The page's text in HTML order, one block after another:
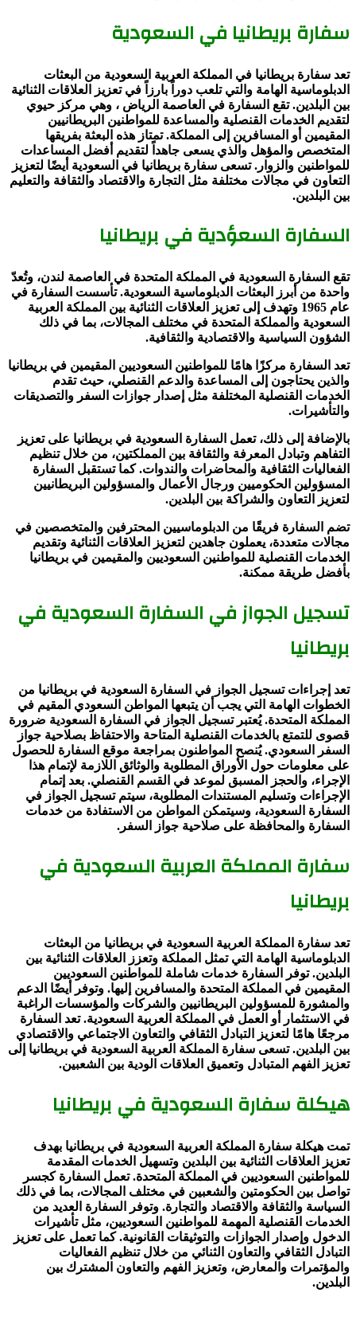
سفارة بريطانيا في السعودية
تعد سفارة بريطانيا في المملكة العربية السعودية من البعثات
الدبلوماسية الهامة والتي تلعب دوراً بارزاً في تعزيز العلاقات الثنائية
بين البلدين. تقع السفارة في العاصمة الرياض ، وهي مركز حيوي
لتقديم الخدمات القنصلية والمساعدة للمواطنين البريطانيين
المقيمين أو المسافرين إلى المملكة. تمتاز هذه البعثة بفريقها
المتخصص والمؤهل والذي يسعى جاهداً لتقديم أفضل المساعدات
للمواطنين والزوار. تسعى سفارة بريطانيا في السعودية أيضًا لتعزيز
التعاون في مجالات مختلفة مثل التجارة والاقتصاد والثقافة والتعليم
بين البلدين.
السفارة السعؤدية في بريطانيا
تقع السفارة السعودية في المملكة المتحدة في العاصمة لندن، وتُعدّ
واحدة من أبرز البعثات الدبلوماسية السعودية. تأسست السفارة في
عام 1965 وتهدف إلى تعزيز العلاقات الثنائية بين المملكة العربية
السعودية والمملكة المتحدة في مختلف المجالات، بما في ذلك
الشؤون السياسية والاقتصادية والثقافية.
تعد السفارة مركزًا هامًا للمواطنين السعوديين المقيمين في بريطانيا
والذين يحتاجون إلى المساعدة والدعم القنصلي، حيث تقدم
الخدمات القنصلية المختلفة مثل إصدار جوازات السفر والتصديقات
والتأشيرات.
بالإضافة إلى ذلك، تعمل السفارة السعودية في بريطانيا على تعزيز
التفاهم وتبادل المعرفة والثقافة بين المملكتين، من خلال تنظيم
الفعاليات الثقافية والمحاضرات والندوات. كما تستقبل السفارة
المسؤولين الحكوميين ورجال الأعمال والمسؤولين البريطانيين
لتعزيز التعاون والشراكة بين البلدين.
تضم السفارة فريقًا من الدبلوماسيين المحترفين والمتخصصين في
مجالات متعددة، يعملون جاهدين لتعزيز العلاقات الثنائية وتقديم
الخدمات القنصلية للمواطنين السعوديين والمقيمين في بريطانيا
بأفضل طريقة ممكنة.
تسجيل الجواز في السفارة السعودية في
بريطانيا
تعد إجراءات تسجيل الجواز في السفارة السعودية في بريطانيا من
الخطوات الهامة التي يجب أن يتبعها المواطن السعودي المقيم في
المملكة المتحدة. يُعتبر تسجيل الجواز في السفارة السعودية ضرورة
قصوى للتمتع بالخدمات القنصلية المتاحة والاحتفاظ بصلاحية جواز
السفر السعودي. يُنصح المواطنون بمراجعة موقع السفارة للحصول
على معلومات حول الأوراق المطلوبة والوثائق اللازمة لإتمام هذا
الإجراء، والحجز المسبق لموعد في القسم القنصلي. بعد إتمام
الإجراءات وتسليم المستندات المطلوبة، سيتم تسجيل الجواز في
السفارة السعودية، وسيتمكن المواطن من الاستفادة من خدمات
السفارة والمحافظة على صلاحية جواز السفر.
سفارة المملكة العربية السعودية في
بريطانيا
تعد سفارة المملكة العربية السعودية في بريطانيا من البعثات
الدبلوماسية الهامة التي تمثل المملكة وتعزز العلاقات الثنائية بين
البلدين. توفر السفارة خدمات شاملة للمواطنين السعوديين
المقيمين في المملكة المتحدة والمسافرين إليها. وتوفر أيضًا الدعم
والمشورة للمسؤولين البريطانيين والشركات والمؤسسات الراغبة
في الاستثمار أو العمل في المملكة العربية السعودية. تعد السفارة
مرجعًا هامًا لتعزيز التبادل الثقافي والتعاون الاجتماعي والاقتصادي
بين البلدين. تسعى سفارة المملكة العربية السعودية في بريطانيا إلى
تعزيز الفهم المتبادل وتعميق العلاقات الودية بين الشعبين.
هيكلة سفارة السعودية في بريطانيا
تمت هيكلة سفارة المملكة العربية السعودية في بريطانيا بهدف
تعزيز العلاقات الثنائية بين البلدين وتسهيل الخدمات المقدمة
للمواطنين السعوديين في المملكة المتحدة. تعمل السفارة كجسر
تواصل بين الحكومتين والشعبين في مختلف المجالات، بما في ذلك
السياسة والثقافة والاقتصاد والتجارة. وتوفر السفارة العديد من
الخدمات القنصلية المهمة للمواطنين السعوديين، مثل تأشيرات
الدخول وإصدار الجوازات والتوثيقات القانونية. كما تعمل على تعزيز
التبادل الثقافي والتعاون الثنائي من خلال تنظيم الفعاليات
والمؤتمرات والمعارض، وتعزيز الفهم والتعاون المشترك بين
البلدين.